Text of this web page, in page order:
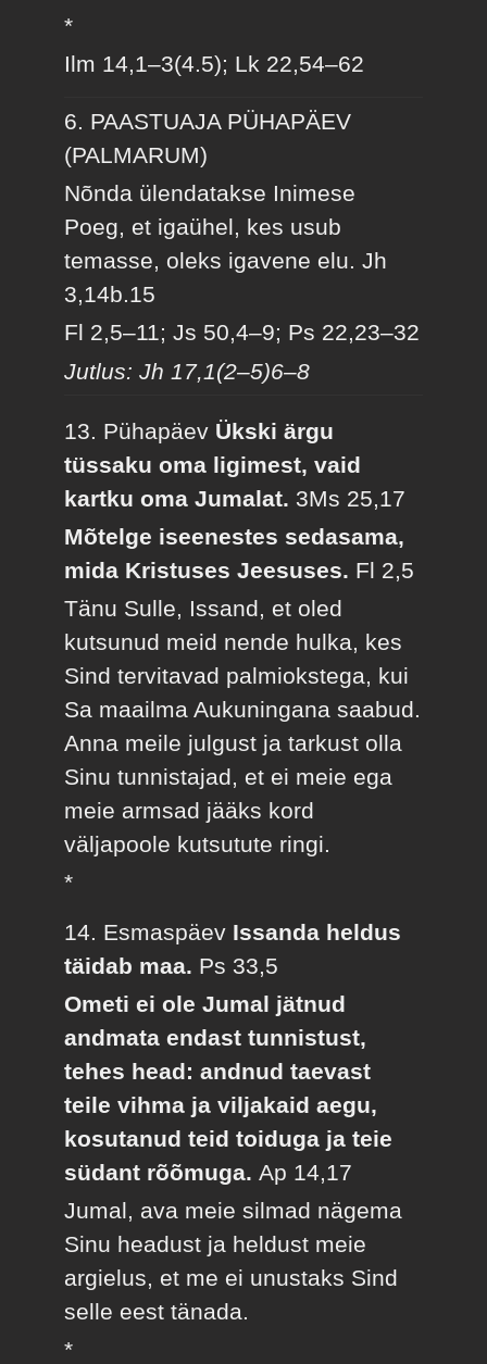
*
Ilm 14,1–3(4.5); Lk 22,54–62
6. PAASTUAJA PÜHAPÄEV
(PALMARUM)
Nõnda ülendatakse Inimese
Poeg, et igaühel, kes usub
temasse, oleks igavene elu.Jh
3,14b.15
Fl 2,5–11; Js 50,4–9; Ps 22,23–32
Jutlus: Jh 17,1(2–5)6–8
13. Pühapäev Ükski ärgu
tüssaku oma ligimest, vaid
kartku oma Jumalat. 3Ms 25,17
Mõtelge iseenestes sedasama,
mida Kristuses Jeesuses. Fl 2,5
Tänu Sulle, Issand, et oled
kutsunud meid nende hulka, kes
Sind tervitavad palmiokstega, kui
Sa maailma Aukuningana saabud.
Anna meile julgust ja tarkust olla
Sinu tunnistajad, et ei meie ega
meie armsad jääks kord
väljapoole kutsutute ringi.
*
14. Esmaspäev Issanda heldus
täidab maa. Ps 33,5
Ometi ei ole Jumal jätnud
andmata endast tunnistust,
tehes head: andnud taevast
teile vihma ja viljakaid aegu,
kosutanud teid toiduga ja teie
südant rõõmuga.Ap 14,17
Jumal, ava meie silmad nägema
Sinu headust ja heldust meie
argielus, et me ei unustaks Sind
selle eest tänada.
*